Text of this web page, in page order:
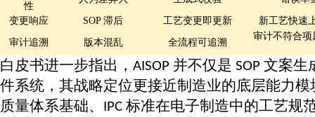
性
变更响应 SOP 滞后 工艺变更即更新 新工艺快速
审计追溯 版本混乱 全流程可追溯
审计不符合
白皮书进一步指出， AISOP 并不仅是 SOP 文案生
件系统，其战略定位更接近制造业的底层能力
质量体系基础、
IPC 标准在电子制造中的工艺规